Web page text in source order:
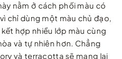
nằm ở cách phối màu có
chỉ dùng một màu chủ đạo,
hợp nhiều lớp màu cùng
và tự nhiên hơn. Chẳng
và terracotta sẽ mang lại